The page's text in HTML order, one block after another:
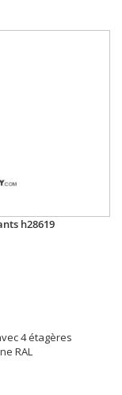
h28619
4 étagères
RAL